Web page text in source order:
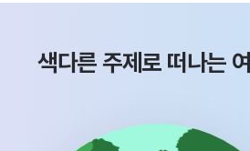
색다른 주제로 떠나는